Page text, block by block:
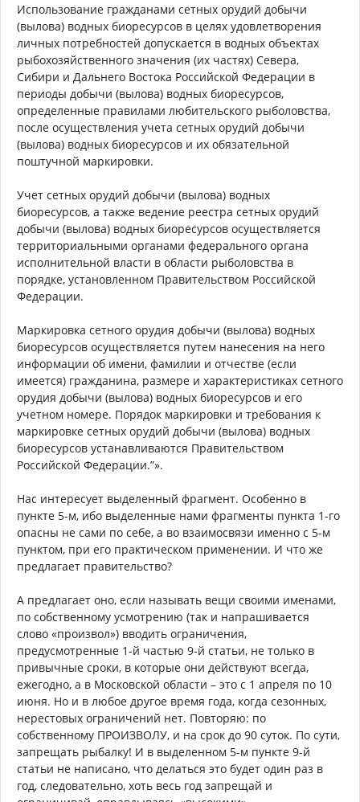
Использование гражданами сетных орудий добычи
(вылова) водных биоресурсов в целях удовлетворения
личных потребностей допускается в водных объектах
рыбохозяйственного значения (их частях) Севера,
Сибири и Дальнего Востока Российской Федерации в
периоды добычи (вылова) водных биоресурсов,
определенные правилами любительского рыболовства,
после осуществления учета сетных орудий добычи
(вылова) водных биоресурсов и их обязательной
поштучной маркировки.
Учет сетных орудий добычи (вылова) водных
биоресурсов, а также ведение реестра сетных орудий
добычи (вылова) водных биоресурсов осуществляется
территориальными органами федерального органа
исполнительной власти в области рыболовства в
порядке, установленном Правительством Российской
Федерации.
Маркировка сетного орудия добычи (вылова) водных
биоресурсов осуществляется путем нанесения на него
информации об имени, фамилии и отчестве (если
имеется) гражданина, размере и характеристиках сетного
орудия добычи (вылова) водных биоресурсов и его
учетном номере. Порядок маркировки и требования к
маркировке сетных орудий добычи (вылова) водных
биоресурсов устанавливаются Правительством
Российской Федерации.”».
Нас интересует выделенный фрагмент. Особенно в
пункте 5-м, ибо выделенные нами фрагменты пункта 1-го
опасны не сами по себе, а во взаимосвязи именно с 5-м
пунктом, при его практическом применении. И что же
предлагает правительство?
А предлагает оно, если называть вещи своими именами,
по собственному усмотрению (так и напрашивается
слово «произвол») вводить ограничения,
предусмотренные 1-й частью 9-й статьи, не только в
привычные сроки, в которые они действуют всегда,
ежегодно, а в Московской области – это с 1 апреля по 10
июня. Но и в любое другое время года, когда сезонных,
нерестовых ограничений нет. Повторяю: по
собственному ПРОИЗВОЛУ, и на срок до 90 суток. По сути,
запрещать рыбалку! И в выделенном 5-м пункте 9-й
статьи не написано, что делаться это будет один раз в
год, следовательно, хоть весь год запрещай и